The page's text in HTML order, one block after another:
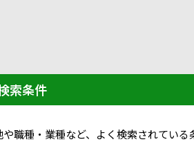
索条件
職種・業種など、よく検索されている